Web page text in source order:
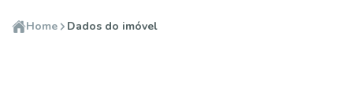
Home Dados do imóvel